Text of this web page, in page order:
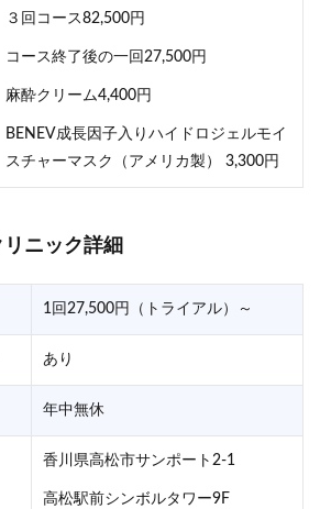
３回コース82,500円
コース終了後の一回27,500円
麻酔クリーム4,400円
BENEV成長因子入りハイドロジェルモイ
スチャーマスク（アメリカ製） 3,300円
ニック詳細
1回27,500円（トライアル）～
あり
年中無休
香川県高松市サンポート2-1
高松駅前シンボルタワー9F